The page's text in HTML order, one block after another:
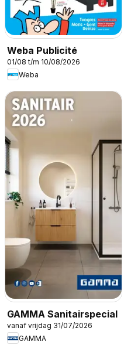
Weba Publicité
01/08 t/m 10/08/2026
Weba
GAMMA Sanitairspecial
vanaf vrijdag 31/07/2026
GAMMA